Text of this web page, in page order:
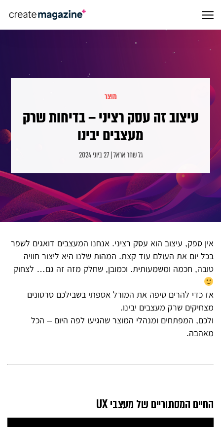
מוצר
עיצוב זה עסק רציני – בדיחות שרק
מעצבים יבינו
גל שחר אראל | 27 ביוני 2024
אין ספק, עיצוב הוא עסק רציני. אנחנו המעצבים דואגים לשפר
בכל יום את העולם עוד קצת. המהות שלנו היא ליצור חוויה
טובה, חכמה ומשמעותית. וכמובן, שחלק מזה זה גם… לצחוק
אז כדי להרים טיפה את המורל אספתי בשבילכם סרטונים
מצחיקים שרק מעצבים יבינו.
ולכם, המפתחים ומנהלי המוצר שהגיעו לפה היום – הכל
מאהבה.
החיים המסתוריים של מעצבי UX